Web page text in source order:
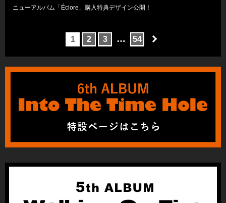
ニューアルバム「Éclore」購入特典デザイン公開！
1 2 3 … 54